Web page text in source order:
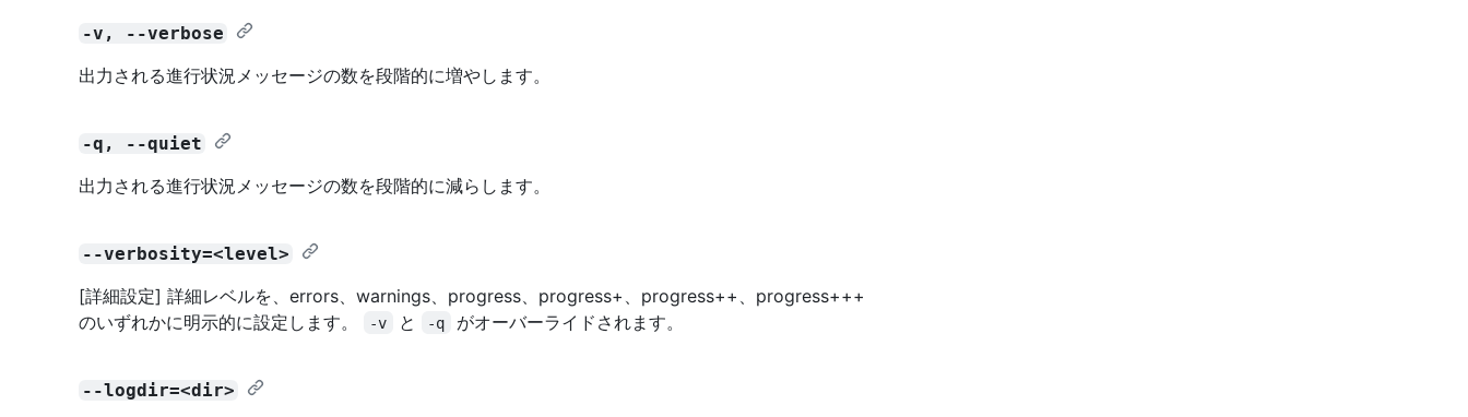
-v, --verbose
出力される進行状況メッセージの数を段階的に増やします。
-q, --quiet
出力される進行状況メッセージの数を段階的に減らします。
--verbosity=<level>
[詳細設定] 詳細レベルを、errors、warnings、progress、progress+、progress++、progress+++
のいずれかに明示的に設定します。
-v と -q がオーバーライドされます。
--logdir=<dir>